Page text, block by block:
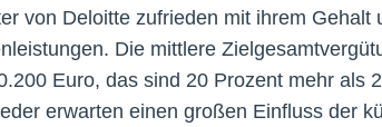
von Deloitte zufrieden mit ihrem Gehalt
Die mittlere
Euro, das sind 20 Prozent mehr als
erwarten einen großen Einfluss der